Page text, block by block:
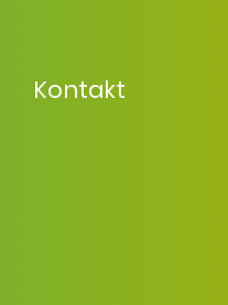
Kontakt